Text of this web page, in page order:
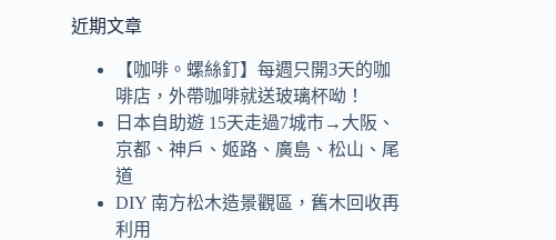
近期文章
【咖啡。螺絲釘】每週只開3天的咖
啡店，外帶咖啡就送玻璃杯呦！
日本自助遊 15天走過7城市→大阪、
京都、神戶、姬路、廣島、松山、尾
道
DIY 南方松木造景觀區，舊木回收再
利用